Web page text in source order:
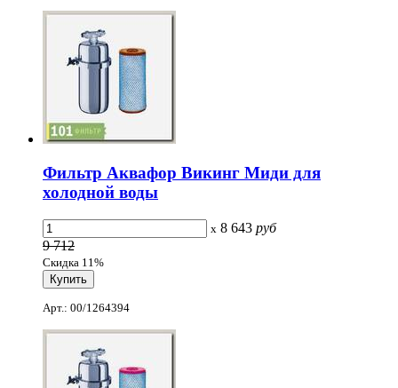
Фильтр Аквафор Викинг Миди для
холодной воды
x 8 643 руб
9 712
Скидка 11%
Арт.: 00/1264394